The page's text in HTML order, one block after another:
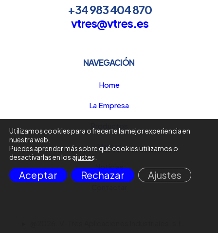
+34 983 404 870
vtres@vtres.es
NAVEGACIÓN
Home
La Empresa
Marcas
Noticias
Utilizamos cookies para ofrecerte la mejor experiencia en
nuestra web.
Puedes aprender más sobre qué cookies utilizamos o
desactivarlas en los ajustes
Aceptar Rechazar Ajustes